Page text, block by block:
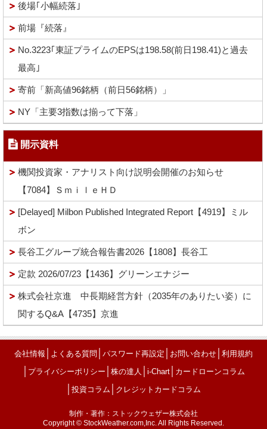
後場｢小幅続落｣
前場『続落』
No.3223｢東証プライムのEPSは198.58(前日198.41)と過去
最高｣
寄前「新高値96銘柄（前日56銘柄）」
NY「主要3指数は揃って下落」
開示資料
機関投資家・アナリスト向け説明会開催のお知らせ
【7084】ＳｍｉｌｅＨＤ
[Delayed] Milbon Published Integrated Report【4919】ミル
ボン
長谷工グループ統合報告書2026【1808】長谷工
定款 2026/07/23【1436】グリーンエナジー
株式会社京進 中長期経営方針（2035年のありたい姿）に
関するQ&A【4735】京進
会社情報 よくある質問 パスワード再設定 お問い合わせ 利用規約
プライバシーポリシー 株の達人 i-Chart│ カードローンコラム
投資コラム クレジットカードコラム
制作・著作：ストックウェザー株式会社
Copyright © StockWeather.com,Inc. All Rights Reserved.